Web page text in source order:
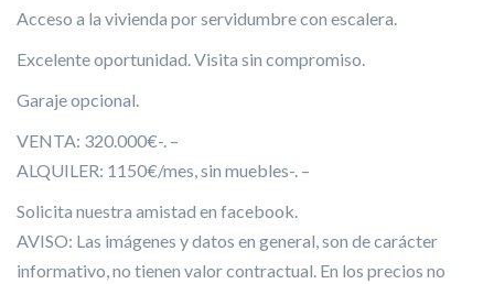
Acceso a la vivienda por servidumbre con escalera.
Excelente oportunidad. Visita sin compromiso.
Garaje opcional.
VENTA: 320.000€-. –
ALQUILER: 1150€/mes, sin muebles-. –
Solicita nuestra amistad en facebook.
AVISO: Las imágenes y datos en general, son de carácter
informativo, no tienen valor contractual. En los precios no